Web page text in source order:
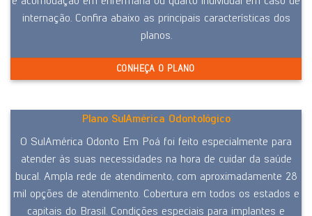
internação. Confira abaixo as principais características dos
planos.
CONHEÇA O PLANO
Plano SulAmérica Odontológico
O SulAmérica Odonto Em Poá foi feito especialmente para
atender às suas necessidades na hora de cuidar da saúde
bucal. Ampla rede de atendimento, com aproximadamente 28
mil opções de atendimento. Cobertura em todos os estados e
capitais do Brasil. Condições especiais para implantes e